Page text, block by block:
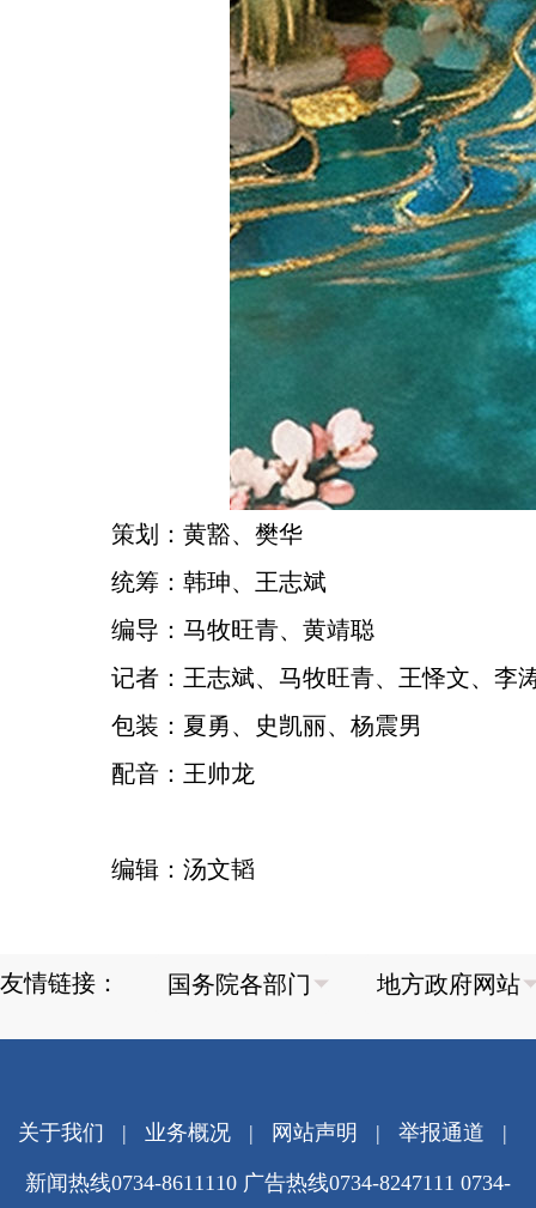
策划：黄豁、樊华
统筹：韩珅、王志斌
编导：马牧旺青、黄靖聪
记者：王志斌、马牧旺青、王怿文、李
包装：夏勇、史凯丽、杨震男
配音：王帅龙
编辑：汤文韬
友情链接：
关于我们 | 业务概况| 网站声明 | 举报通道 |
新闻热线0734-8611110 广告热线0734-8247111 0734-